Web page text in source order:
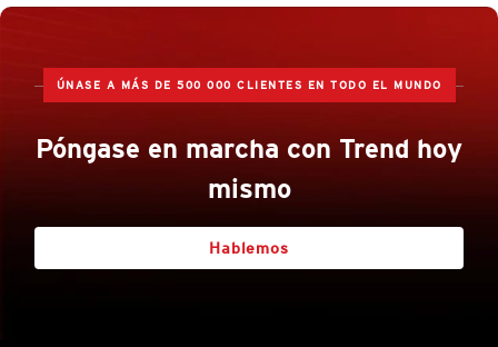
ÚNASE A MÁS DE 500 000 CLIENTES EN TODO EL MUNDO
Póngase en marcha con Trend hoy
mismo
Hablemos